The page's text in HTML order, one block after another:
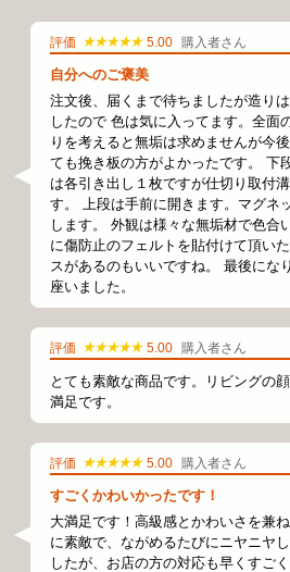
評価 ★★★★★ 5.00 購入者さん
自分へのご褒美
注文後、届くまで待ちましたが造り
したので 色は気に入ってます。全面
りを考えると無垢は求めませんが今
ても挽き板の方がよかったです。
は各引き出し１枚ですが仕切り取付
す。 上段は手前に開きます。マグネ
します。 外観は様々な無垢材で色
に傷防止のフェルトを貼付けて頂い
スがあるのもいいですね。 最後にな
座いました。
評価 ★★★★★ 5.00 購入者さん
とても素敵な商品です。リビングの
満足です。
評価 ★★★★★ 5.00 購入者さん
すごくかわいかったです！
大満足です！高級感とかわいさを兼
に素敵で、ながめるたびにニヤニヤ
したが、お店の方の対応も早くすご